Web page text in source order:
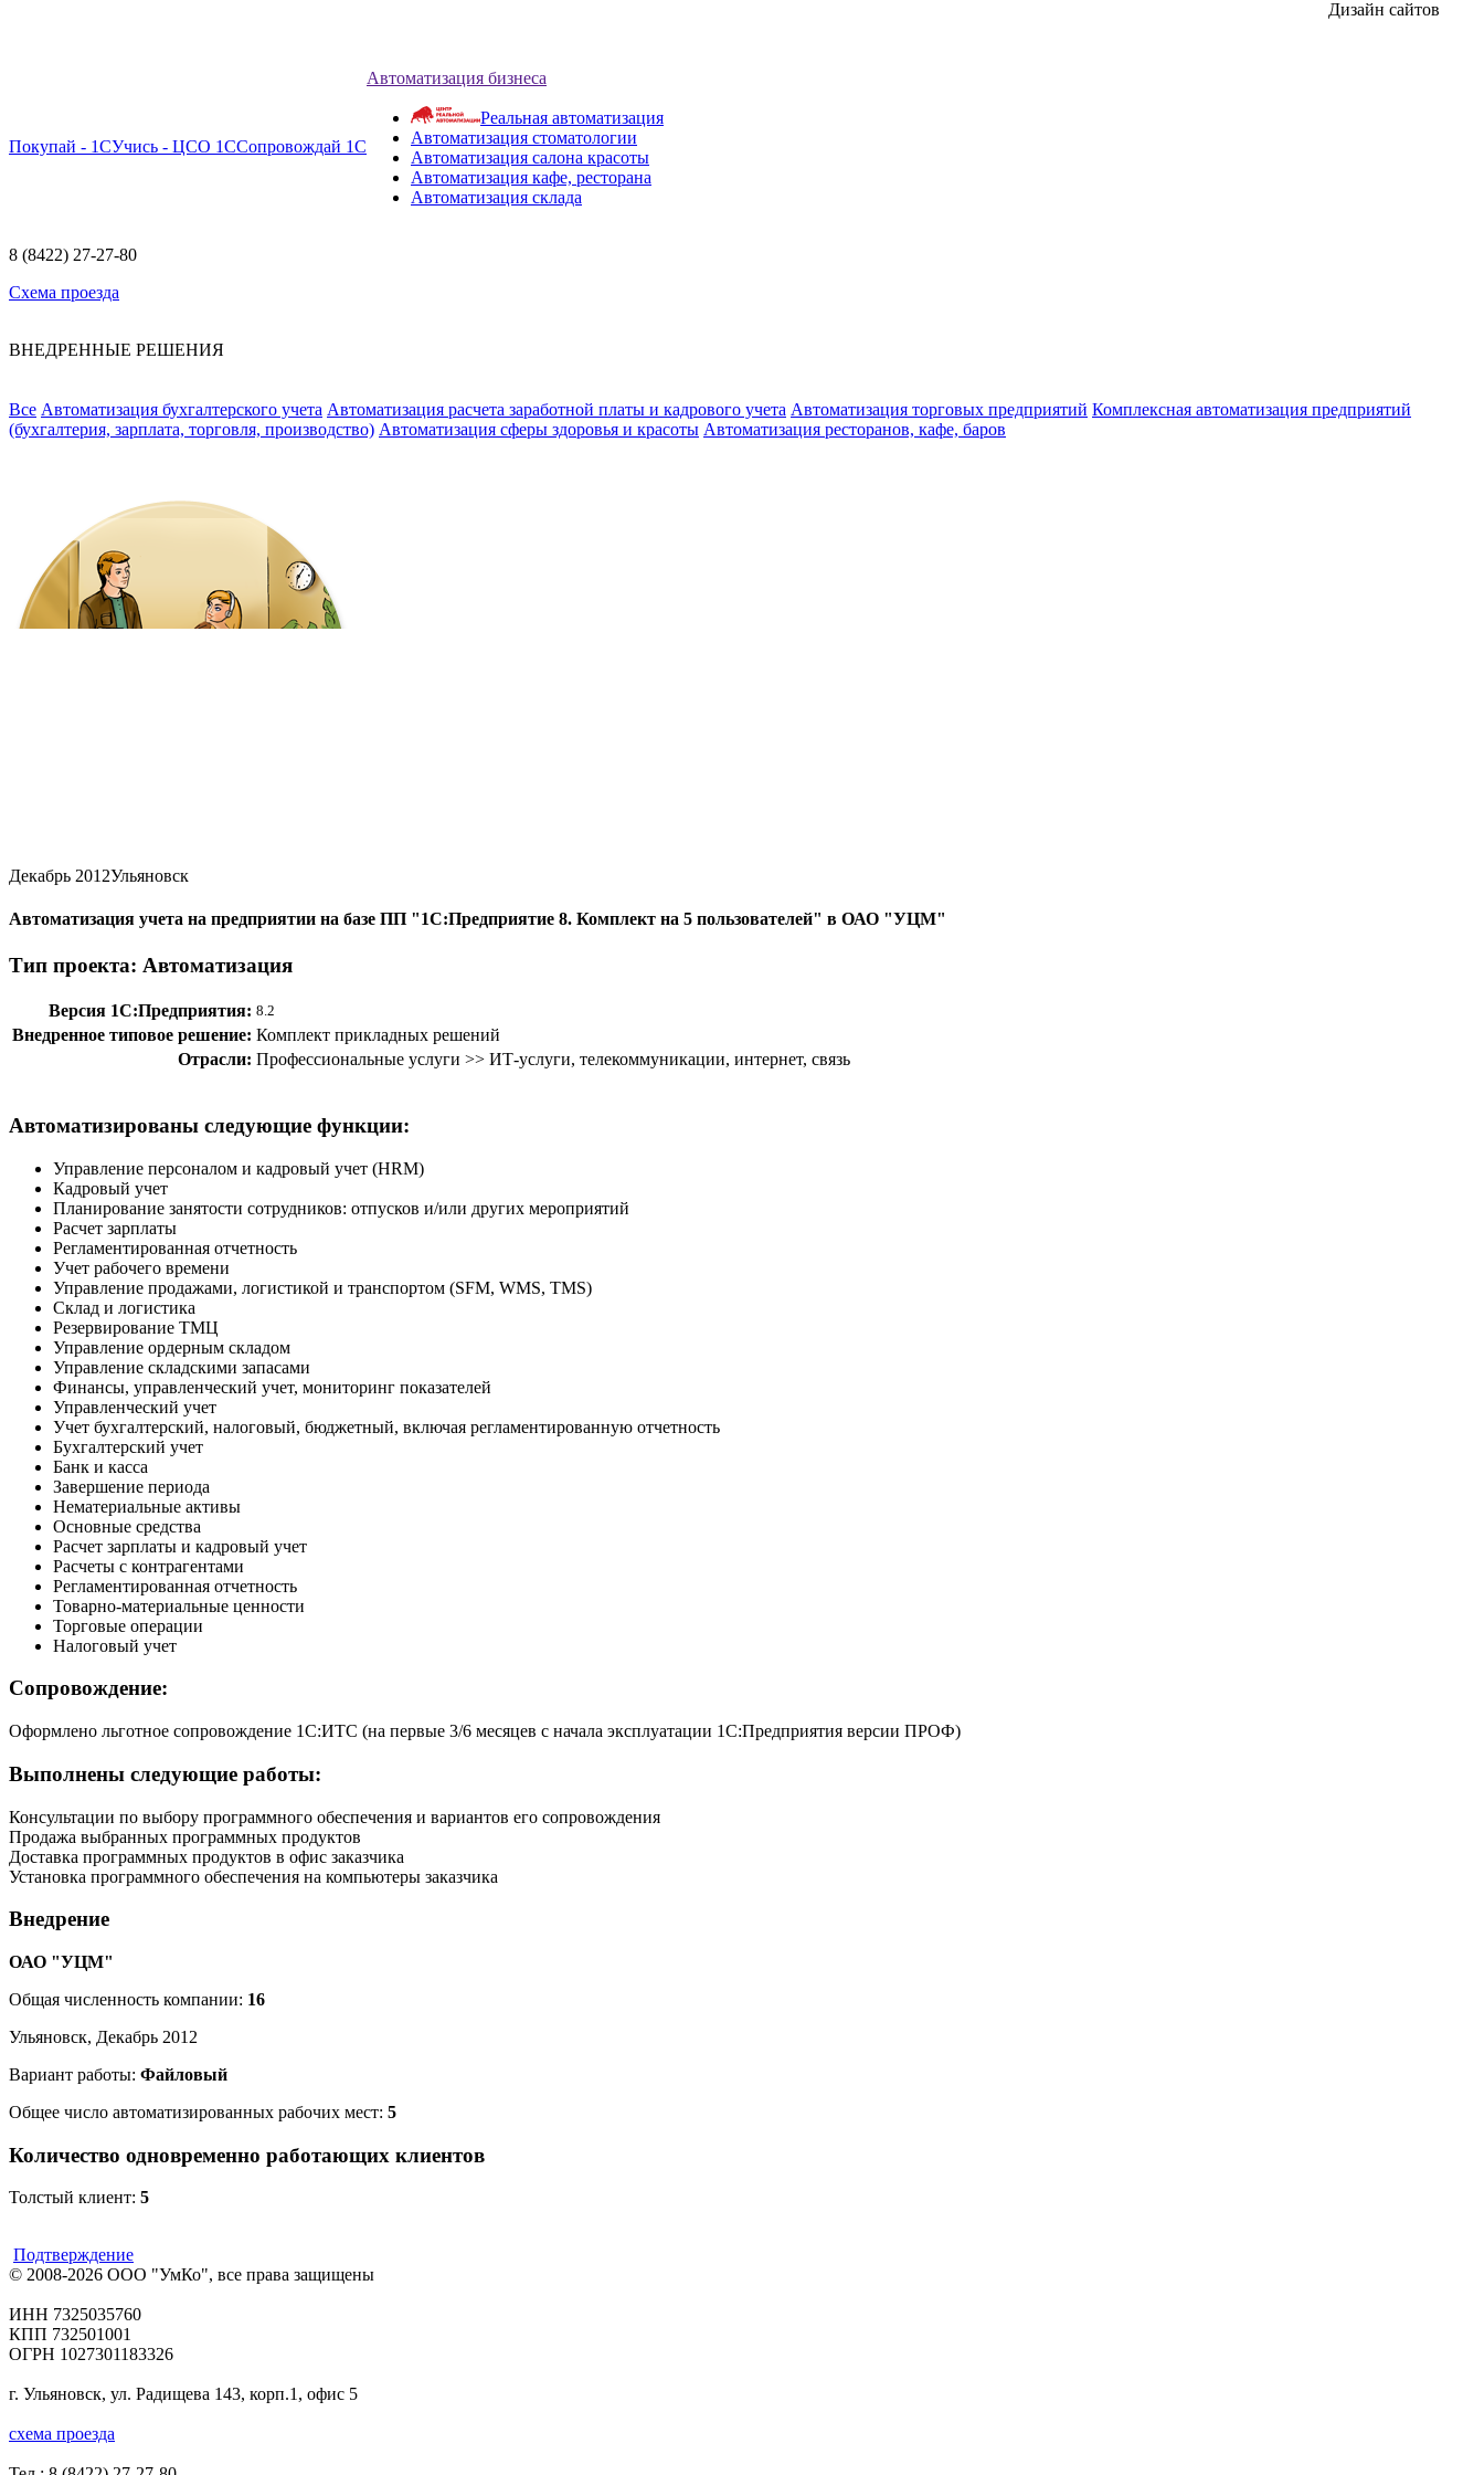
Покупай - 1СУчись - ЦСО 1ССопровождай 1С
Автоматизация бизнеса
Реальная автоматизация
Автоматизация стоматологии
Автоматизация салона красоты
Автоматизация кафе, ресторана
Автоматизация склада
8 (8422) 27-27-80
Схема проезда
ВНЕДРЕННЫЕ РЕШЕНИЯ
Все Автоматизация бухгалтерского учета Автоматизация расчета заработной платы и кадрового учета Автоматизация торговых предприятий Комплексная автоматизация предприятий
(бухгалтерия, зарплата, торговля, производство) Автоматизация сферы здоровья и красоты Автоматизация ресторанов, кафе, баров
Декабрь 2012Ульяновск
Автоматизация учета на предприятии на базе ПП "1С:Предприятие 8. Комплект на 5 пользователей" в ОАО "УЦМ"
Тип проекта: Автоматизация
Версия 1С:Предприятия: 8.2
Внедренное типовое решение: Комплект прикладных решений
Отрасли: Профессиональные услуги >> ИТ-услуги, телекоммуникации, интернет, связь
Автоматизированы следующие функции:
Управление персоналом и кадровый учет (HRM)
Кадровый учет
Планирование занятости сотрудников: отпусков и/или других мероприятий
Расчет зарплаты
Регламентированная отчетность
Учет рабочего времени
Управление продажами, логистикой и транспортом (SFM, WMS, TMS)
Склад и логистика
Резервирование ТМЦ
Управление ордерным складом
Управление складскими запасами
Финансы, управленческий учет, мониторинг показателей
Управленческий учет
Учет бухгалтерский, налоговый, бюджетный, включая регламентированную отчетность
Бухгалтерский учет
Банк и касса
Завершение периода
Нематериальные активы
Основные средства
Расчет зарплаты и кадровый учет
Расчеты с контрагентами
Регламентированная отчетность
Товарно-материальные ценности
Торговые операции
Налоговый учет
Сопровождение:
Оформлено льготное сопровождение 1С:ИТС (на первые 3/6 месяцев с начала эксплуатации 1С:Предприятия версии ПРОФ)
Выполнены следующие работы:
Консультации по выбору программного обеспечения и вариантов его сопровождения
Продажа выбранных программных продуктов
Доставка программных продуктов в офис заказчика
Установка программного обеспечения на компьютеры заказчика
Внедрение
ОАО "УЦМ"
Общая численность компании: 16
Ульяновск, Декабрь 2012
Вариант работы: Файловый
Общее число автоматизированных рабочих мест: 5
Количество одновременно работающих клиентов
Толстый клиент: 5
Подтверждение
© 2008-2026 ООО "УмКо", все права защищены
ИНН 7325035760
КПП 732501001
ОГРН 1027301183326
г. Ульяновск, ул. Радищева 143, корп.1, офис 5
схема проезда
Дизайн сайтов